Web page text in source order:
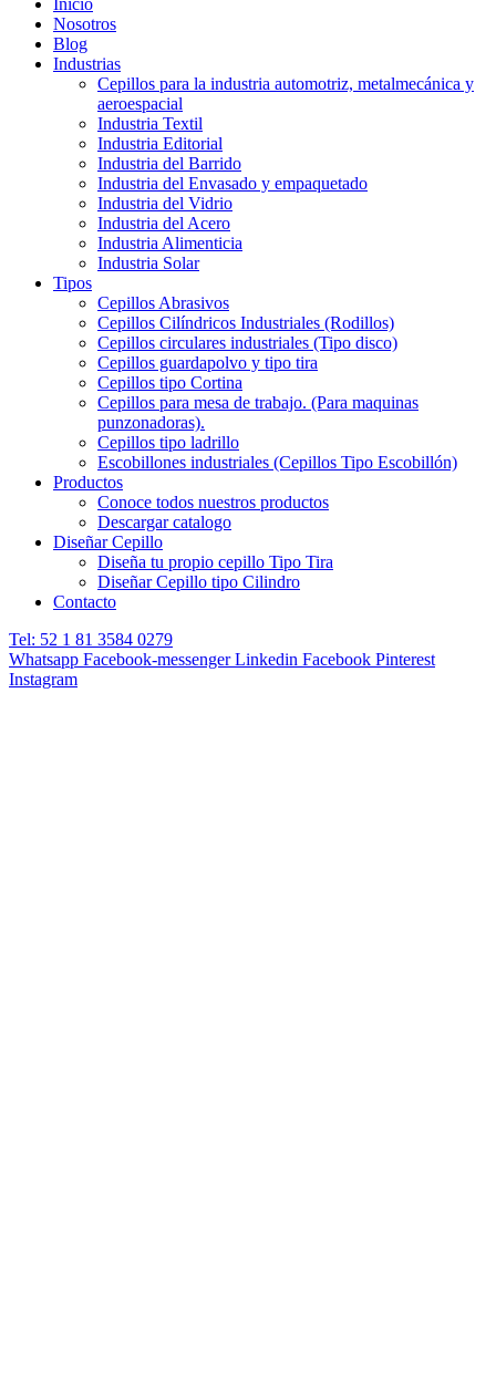
Inicio
Nosotros
Blog
Industrias
Cepillos para la industria automotriz, metalmecánica y
aeroespacial
Industria Textil
Industria Editorial
Industria del Barrido
Industria del Envasado y empaquetado
Industria del Vidrio
Industria del Acero
Industria Alimenticia
Industria Solar
Tipos
Cepillos Abrasivos
Cepillos Cilíndricos Industriales (Rodillos)
Cepillos circulares industriales (Tipo disco)
Cepillos guardapolvo y tipo tira
Cepillos tipo Cortina
Cepillos para mesa de trabajo. (Para maquinas
punzonadoras).
Cepillos tipo ladrillo
Escobillones industriales (Cepillos Tipo Escobillón)
Productos
Conoce todos nuestros productos
Descargar catalogo
Diseñar Cepillo
Diseña tu propio cepillo Tipo Tira
Diseñar Cepillo tipo Cilindro
Contacto
Tel: 52 1 81 3584 0279
Whatsapp Facebook-messenger Linkedin Facebook Pinterest
Instagram